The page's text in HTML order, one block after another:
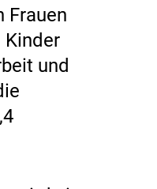
Frauen
Kinder
und